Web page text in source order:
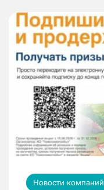
Новости компаний